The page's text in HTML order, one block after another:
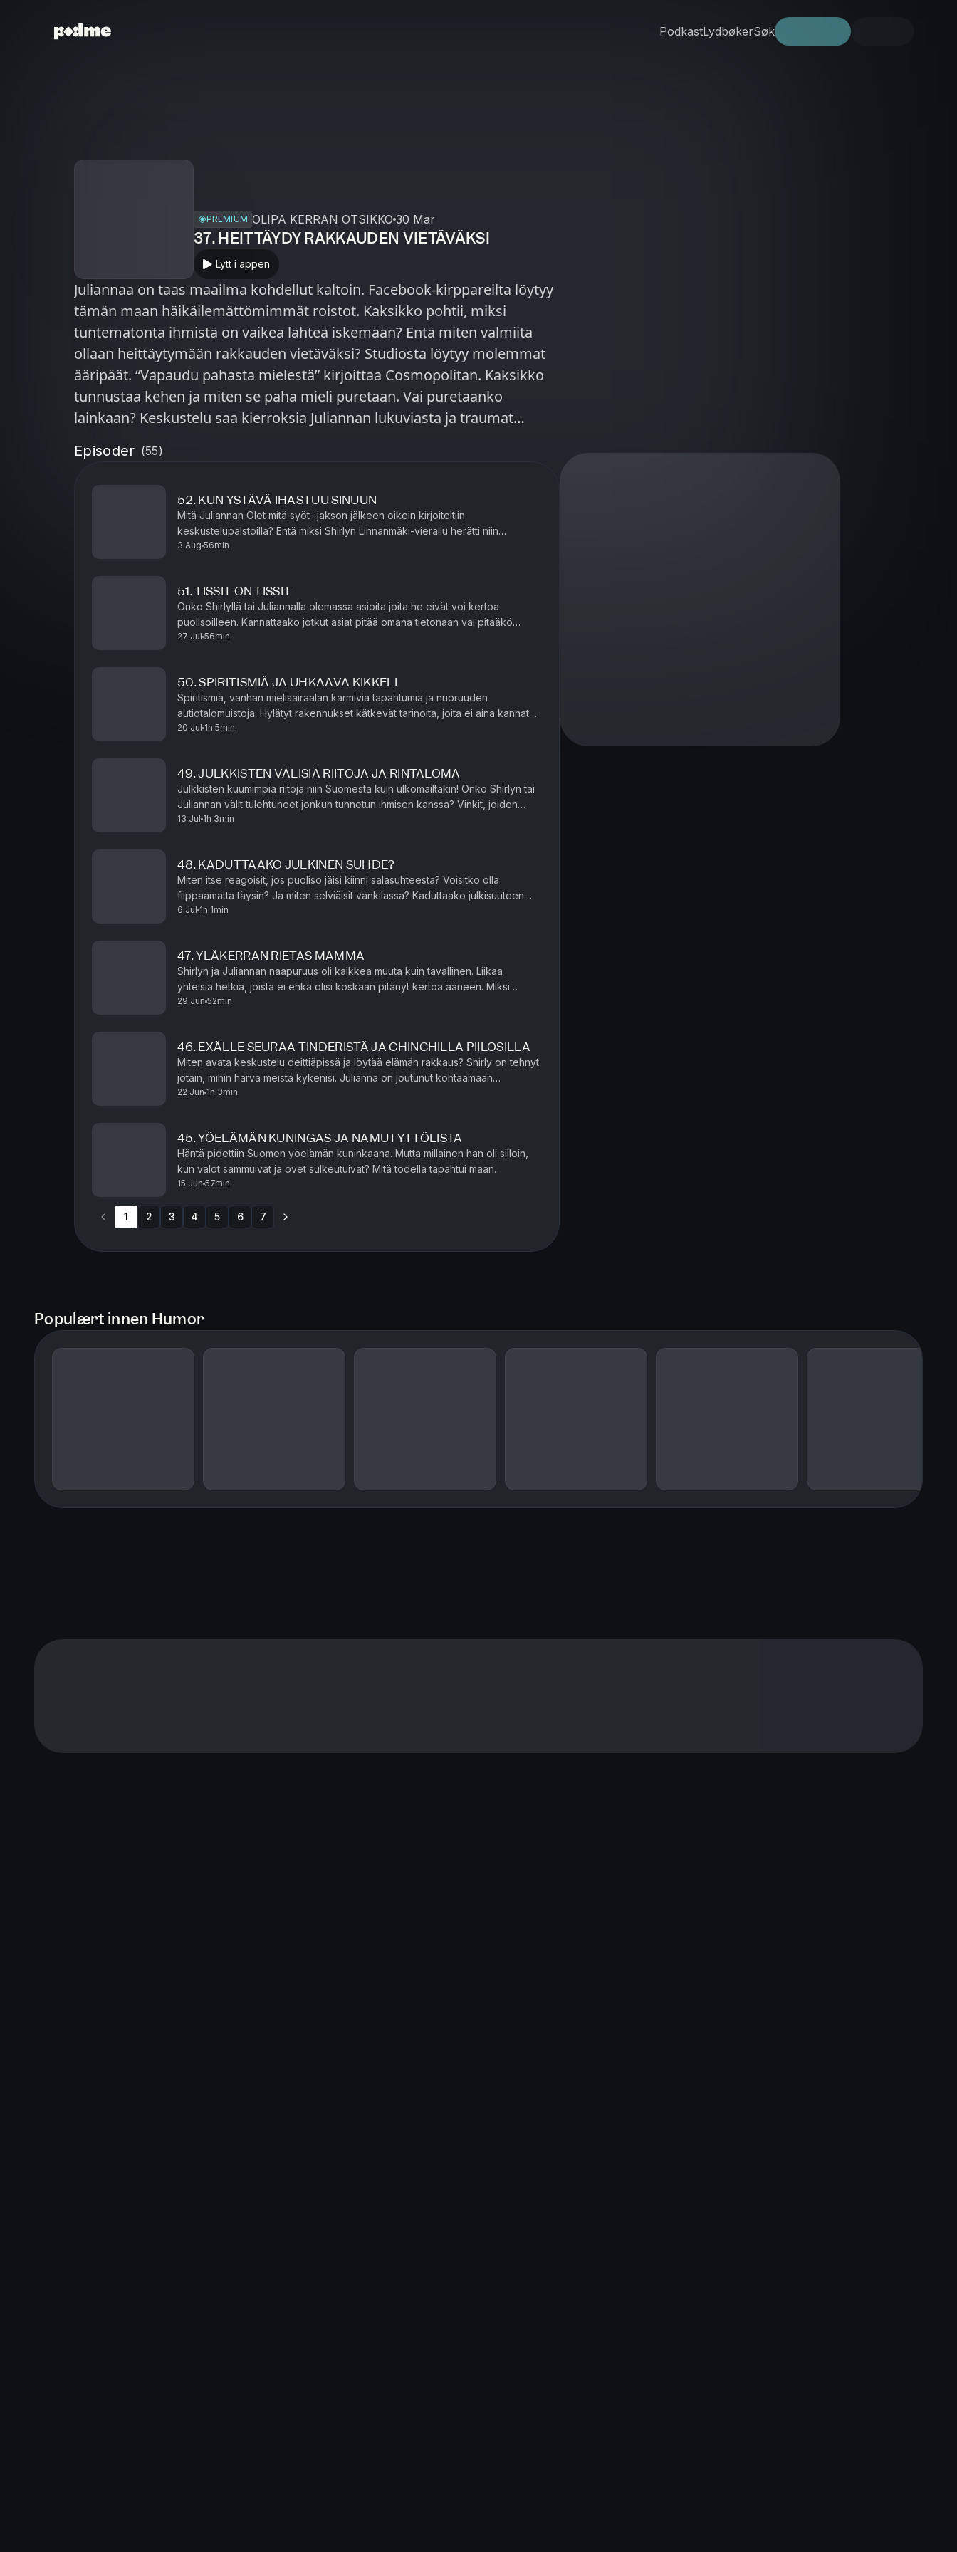
PodkastLydbøkerSøk
PREMIUM OLIPA KERRAN OTSIKKO 30 Mar
37. HEITTÄYDY RAKKAUDEN VIETÄVÄKSI
Lytt i appen
Juliannaa on taas maailma kohdellut kaltoin. Facebook-kirppareilta löytyy
tämän maan häikäilemättömimmät roistot. Kaksikko pohtii, miksi
tuntematonta ihmistä on vaikea lähteä iskemään? Entä miten valmiita
ollaan heittäytymään rakkauden vietäväksi? Studiosta löytyy molemmat
ääripäät. “Vapaudu pahasta mielestä” kirjoittaa Cosmopolitan. Kaksikko
tunnustaa kehen ja miten se paha mieli puretaan. Vai puretaanko
lainkaan? Keskustelu saa kierroksia Juliannan lukuviasta ja traumat
hyvin. Tekstailu suhteen alussa. Miten selvittää onko toinen kiinnostunut
sinusta oikeasti, vai roikutko löysässä hirressä? Studiossa ystävyys
rakoilee kun ei päästä yhteisymmärrykseen siitä, mitä tekstailuvaiheelta
halutaan. Julianna järkyttyy Shirlyn tavasta ajatella. Kausi 3, jakso 13/14.
Jakson tekninen toteutus: Fortress Soundworks studio. Jakso on tuotettu
Episoder (55)
52. KUN YSTÄVÄ IHASTUU SINUUN
Mitä Juliannan Olet mitä syöt -jakson jälkeen oikein kirjoiteltiin
keskustelupalstoilla? Entä miksi Shirlyn Linnanmäki-vierailu herätti niin
3 Aug 56min
51. TISSIT ON TISSIT
Onko Shirlyllä tai Juliannalla olemassa asioita joita he eivät voi kertoa
puolisoilleen. Kannattaako jotkut asiat pitää omana tietonaan vai pitääkö
27 Jul 56min
50. SPIRITISMIÄ JA UHKAAVA KIKKELI
Spiritismiä, vanhan mielisairaalan karmivia tapahtumia ja nuoruuden
autiotalomuistoja. Hylätyt rakennukset kätkevät tarinoita, joita ei aina kannata
lähteä etsimään, sekä peilit kannattaa tästä eteenp...
20 Jul 1h 5min
49. JULKKISTEN VÄLISIÄ RIITOJA JA RINTALOMA
Julkkisten kuumimpia riitoja niin Suomesta kuin ulkomailtakin! Onko Shirlyn tai
Juliannan välit tulehtuneet jonkun tunnetun ihmisen kanssa? Vinkit, joiden
avulla pääset eroon masennuksesta. Juliannaa...
13 Jul 1h 3min
48. KADUTTAAKO JULKINEN SUHDE?
Miten itse reagoisit, jos puoliso jäisi kiinni salasuhteesta? Voisitko olla
flippaamatta täysin? Ja miten selviäisit vankilassa? Kaduttaako julkisuuteen
tuotu suhde koskaan? Shirly kertoo, miltä tunt...
6 Jul 1h 1min
47. YLÄKERRAN RIETAS MAMMA
Shirlyn ja Juliannan naapuruus oli kaikkea muuta kuin tavallinen. Liikaa
yhteisiä hetkiä, joista ei ehkä olisi koskaan pitänyt kertoa ääneen. Miksi
Juliannan repuista katosi pohja viikosta toiseen? K...
29 Jun 52min
46. EXÄLLE SEURAA TINDERISTÄ JA CHINCHILLA PIILOSILLA
Miten avata keskustelu deittiäpissä ja löytää elämän rakkaus? Shirly on tehnyt
jotain, mihin harva meistä kykenisi. Julianna on joutunut kohtaamaan
parisuhteessaan pelon, joka on ollut pitkään yksi h...
22 Jun 1h 3min
45. YÖELÄMÄN KUNINGAS JA NAMUTYTTÖLISTA
Häntä pidettiin Suomen yöelämän kuninkaana. Mutta millainen hän oli silloin,
kun valot sammuivat ja ovet sulkeutuivat? Mitä todella tapahtui maan
tunnetuimman yökerhoimperiumin kulisseissa ja miksi ta...
15 Jun 57min
1 2 3 4 5 6 7
Populært innen Humor